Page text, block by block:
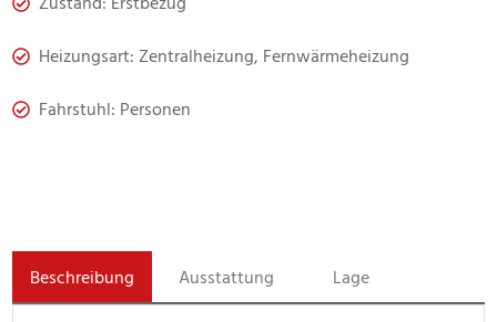
Heizungsart: Zentralheizung, Fernwärmeheizung
Fahrstuhl: Personen
Beschreibung Ausstattung Lage